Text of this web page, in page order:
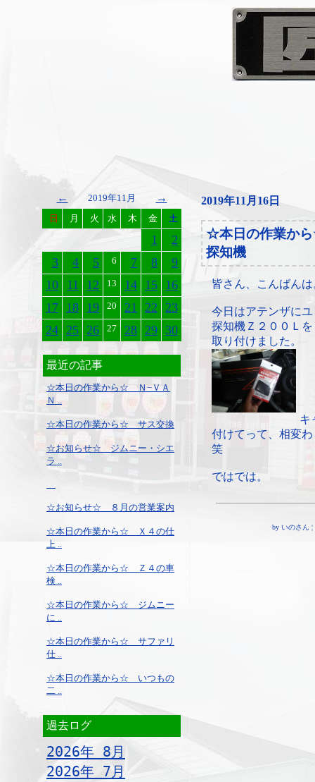
← 2019年11月 →
日 月 火 水 木 金 土
1
2
3
4 5 6 7 8
9
10
11 12 13 14 15 16
17 18 19 20 21 22 23
24 25 26 27 28 29 30
最近の記事
☆本日の作業から☆ Ｎ−ＶＡ
Ｎ ..
☆本日の作業から☆ サス交換
☆お知らせ☆ ジムニー・シエ
ラ ..
☆お知らせ☆ ８月の営業案内
☆本日の作業から☆ Ｘ４の仕
上 ..
☆本日の作業から☆ Ｚ４の車
検 ..
☆本日の作業から☆ ジムニー
に ..
☆本日の作業から☆ サファリ
仕 ..
☆本日の作業から☆ いつもの
二 ..
過去ログ
2026年 8月
2026年 7月
2019年11月16日
☆本日の作業か
探知機
皆さん、こんばんは
今日はアテンザに
探知機Ｚ２００Ｌを
取り付けました。
キ
付けてって、相変
笑
ではでは。
by いのさん ¦